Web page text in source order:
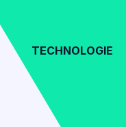
TECHNOLOGIE